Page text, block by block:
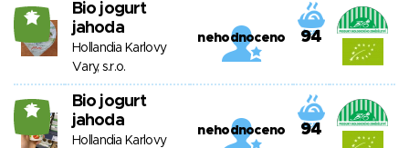
15
Bio jogurt
jahoda
Hollandia Karlovy
Vary, s.r.o.
nehodnoceno 94
15
Bio jogurt
jahoda
Hollandia Karlovy
nehodnoceno 94